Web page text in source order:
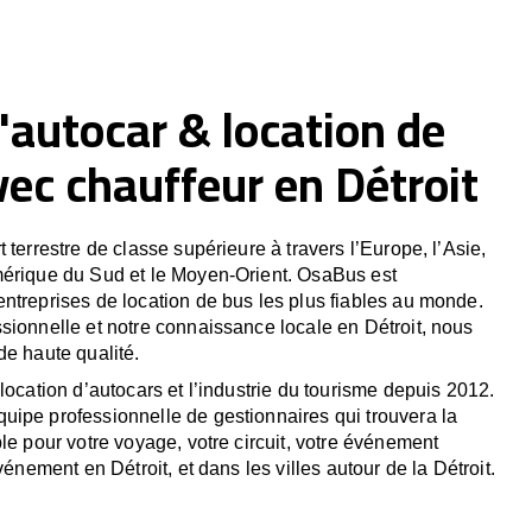
& location de
chauffeur en Détroit
terrestre de classe supérieure à travers l’Europe, l’Asie,
du Sud et le Moyen-Orient. OsaBus est
de location de bus les plus fiables au monde.
et notre connaissance locale en Détroit, nous
haute qualité.
d’autocars et l’industrie du tourisme depuis 2012.
professionnelle de gestionnaires qui trouvera la
pour votre voyage, votre circuit, votre événement
en Détroit, et dans les villes autour de la Détroit.